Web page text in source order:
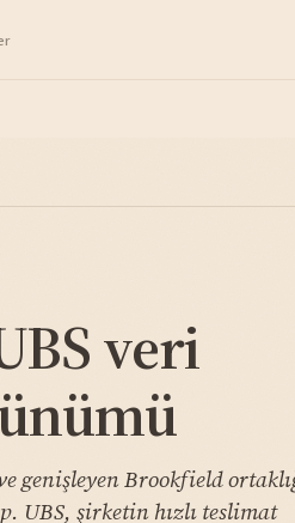
veri
genişleyen Brookfield
UBS, şirketin hızlı teslimat